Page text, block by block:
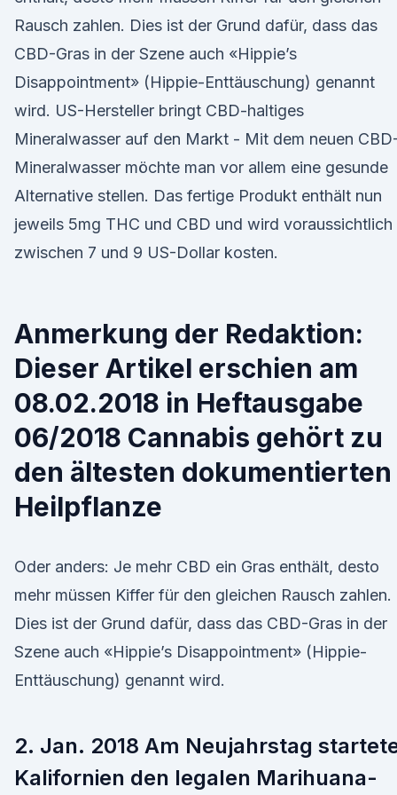
Rausch zahlen. Dies ist der Grund dafür, dass das
CBD-Gras in der Szene auch «Hippie’s
Disappointment» (Hippie-Enttäuschung) genannt
wird. US-Hersteller bringt CBD-haltiges
Mineralwasser auf den Markt - Mit dem neuen
Mineralwasser möchte man vor allem eine gesunde
Alternative stellen. Das fertige Produkt enthält nun
jeweils 5mg THC und CBD und wird voraussichtlich
zwischen 7 und 9 US-Dollar kosten.
Anmerkung der Redaktion:
Dieser Artikel erschien am
08.02.2018 in Heftausgabe
06/2018 Cannabis gehört zu
den ältesten dokumentierten
Heilpflanze
Oder anders: Je mehr CBD ein Gras enthält, desto
mehr müssen Kiffer für den gleichen Rausch zahlen.
Dies ist der Grund dafür, dass das CBD-Gras in der
Szene auch «Hippie’s Disappointment» (Hippie-
Enttäuschung) genannt wird.
2. Jan. 2018 Am Neujahrstag
Kalifornien den legalen Marihuana-